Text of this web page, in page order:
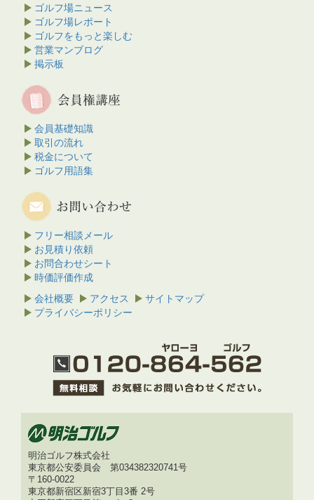
ゴルフ場ニュース
ゴルフ場レポート
ゴルフをもっと楽しむ
営業マンブログ
掲示板
会員基礎知識
取引の流れ
税金について
ゴルフ用語集
フリー相談メール
お見積り依頼
お問合わせシート
時価評価作成
会社概要
アクセス
サイトマップ
プライバシーポリシー
明治ゴルフ株式会社
東京都公安委員会 第034382320741号
〒160-0022
東京都新宿区新宿3丁目3番 2号